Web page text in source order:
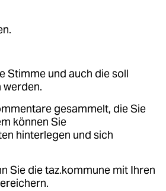
Stimme und auch die soll
werden.
gesammelt, die Sie
können Sie
hinterlegen und sich
Sie die taz.kommune mit Ihren